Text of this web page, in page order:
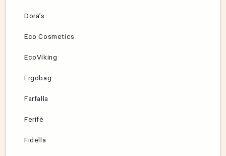
Dora’s
Eco Cosmetics
EcoViking
Ergobag
Farfalla
Ferifè
Fidella